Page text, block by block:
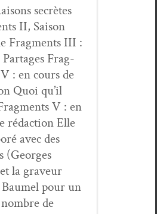
secrètes
II, Sai­son
Frag­ments III :
Frag­
: en cours de
Quoi qu’il
V : en
rédac­tion Elle
avec des
(Georges
la graveur
pour un
de